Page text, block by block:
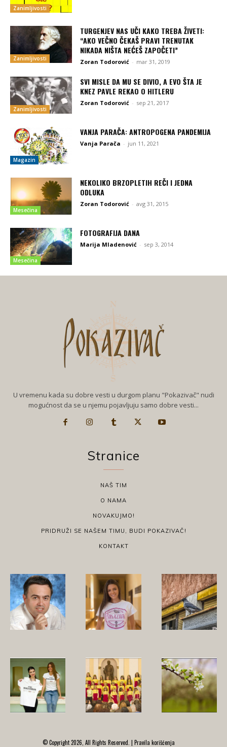
Zanimljivosti
Zanimljivosti
TURGENJEV NAS UČI KAKO TREBA ŽIVETI:
“AKO VEČNO ČEKAŠ PRAVI TRENUTAK
NIKADA NIŠTA NEĆEŠ ZAPOČETI”
Zoran Todorović - mar 31, 2019
Zanimljivosti
SVI MISLE DA MU SE DIVIO, A EVO ŠTA JE
KNEZ PAVLE REKAO O HITLERU
Zoran Todorović - sep 21, 2017
Magazin
VANJA PARAČA: ANTROPOGENA PANDEMIJA
Vanja Parača - jun 11, 2021
Mesečina
NEKOLIKO BRZOPLETIH REČI I JEDNA
ODLUKA
Zoran Todorović - avg 31, 2015
Mesečina
FOTOGRAFIJA DANA
Marija Mladenović - sep 3, 2014
U vremenu kada su dobre vesti u durgom planu "Pokazivač" nudi
mogućnost da se u njemu pojavljuju samo dobre vesti...
Stranice
NAŠ TIM
O NAMA
NOVAKUJMO!
PRIDRUŽI SE NAŠEM TIMU, BUDI POKAZIVAČ!
KONTAKT
© Copyright 2026, All Rights Reserved. | Pravila korišćenja